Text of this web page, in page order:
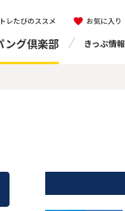
ング倶楽部 きっぷ情報
レたびのススメ お気に入り